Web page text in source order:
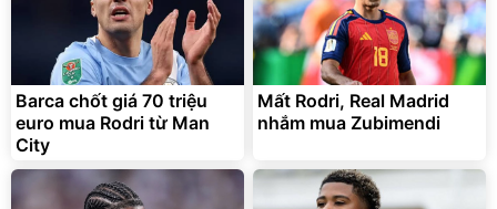
Barca chốt giá 70 triệu
euro mua Rodri từ Man
City
Mất Rodri, Real Madrid
nhắm mua Zubimendi